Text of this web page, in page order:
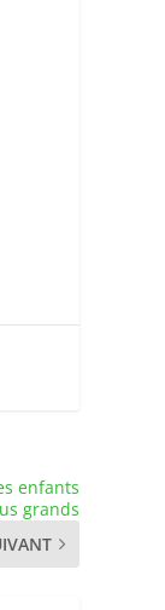
enfants
grands